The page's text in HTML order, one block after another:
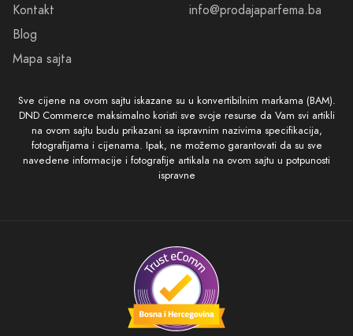
Kontakt
Blog
Mapa sajta
info@prodajaparfema.ba
Sve cijene na ovom sajtu iskazane su u konvertibilnim markama (BAM).
DND Commerce maksimalno koristi sve svoje resurse da Vam svi artikli
na ovom sajtu budu prikazani sa ispravnim nazivima specifikacija,
fotografijama i cijenama. Ipak, ne možemo garantovati da su sve
navedene informacije i fotografije artikala na ovom sajtu u potpunosti
ispravne